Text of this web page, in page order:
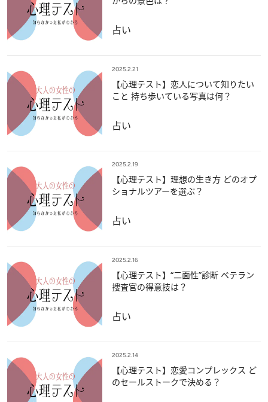
占い
2025.2.21
【心理テスト】恋人について知りたい
こと 持ち歩いている写真は何？
占い
2025.2.19
【心理テスト】理想の生き方 どのオプ
ショナルツアーを選ぶ？
占い
2025.2.16
【心理テスト】“二面性”診断 ベテラン
捜査官の得意技は？
占い
2025.2.14
【心理テスト】恋愛コンプレックス ど
のセールストークで決める？